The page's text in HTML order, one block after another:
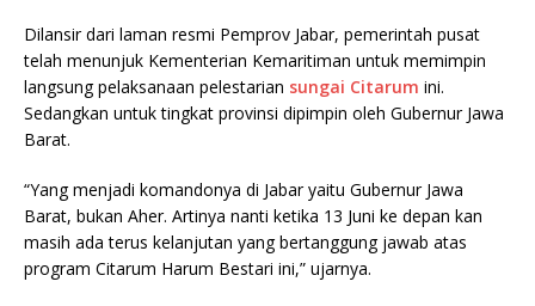
Dilansir dari laman resmi Pemprov Jabar, pemerintah pusat
telah menunjuk Kementerian Kemaritiman untuk memimpin
langsung pelaksanaan pelestarian sungai Citarum ini.
Sedangkan untuk tingkat provinsi dipimpin oleh Gubernur Jawa
Barat.
“Yang menjadi komandonya di Jabar yaitu Gubernur Jawa
Barat, bukan Aher. Artinya nanti ketika 13 Juni ke depan kan
masih ada terus kelanjutan yang bertanggung jawab atas
program Citarum Harum Bestari ini,” ujarnya.